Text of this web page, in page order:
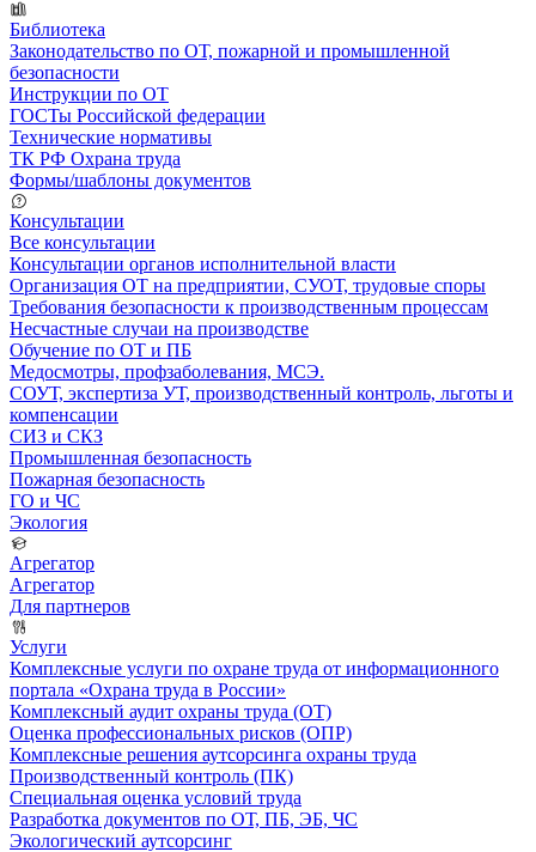
Библиотека
Законодательство по ОТ, пожарной и промышленной
безопасности
Инструкции по ОТ
ГОСТы Российской федерации
Технические нормативы
ТК РФ Охрана труда
Формы/шаблоны документов
Консультации
Все консультации
Консультации органов исполнительной власти
Организация ОТ на предприятии, СУОТ, трудовые споры
Требования безопасности к производственным процессам
Несчастные случаи на производстве
Обучение по ОТ и ПБ
Медосмотры, профзаболевания, МСЭ.
СОУТ, экспертиза УТ, производственный контроль, льготы и
компенсации
СИЗ и СКЗ
Промышленная безопасность
Пожарная безопасность
ГО и ЧС
Экология
Агрегатор
Агрегатор
Для партнеров
Услуги
Комплексные услуги по охране труда от информационного
портала «Охрана труда в России»
Комплексный аудит охраны труда (ОТ)
Оценка профессиональных рисков (ОПР)
Комплексные решения аутсорсинга охраны труда
Производственный контроль (ПК)
Специальная оценка условий труда
Разработка документов по ОТ, ПБ, ЭБ, ЧС
Экологический аутсорсинг